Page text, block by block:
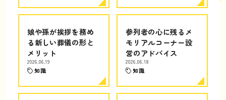
娘や孫が挨拶を務め
る新しい葬儀の形と
メリット
2026.06.19
知識
参列者の心に残るメ
モリアルコーナー設
営のアドバイス
2026.06.18
知識